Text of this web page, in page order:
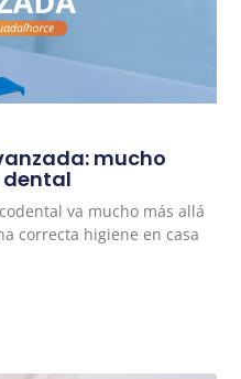
mucho
dental
va mucho más allá
correcta higiene en casa